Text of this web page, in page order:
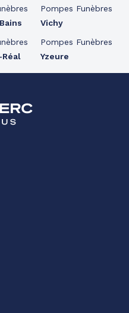
Pompes Funèbres
Vichy
Pompes Funèbres
Yzeure